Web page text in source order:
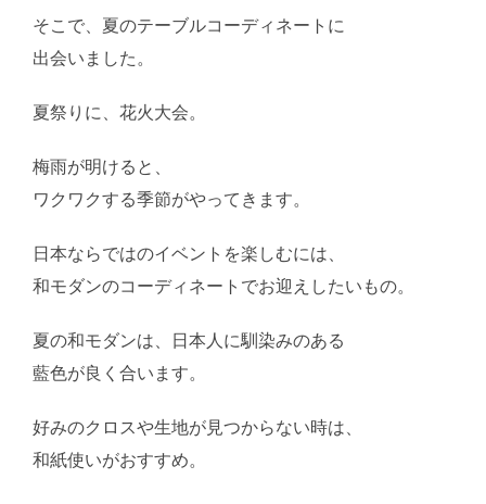
そこで、夏のテーブルコーディネートに
出会いました。
夏祭りに、花火大会。
梅雨が明けると、
ワクワクする季節がやってきます。
日本ならではのイベントを楽しむには、
和モダンのコーディネートでお迎えしたいもの。
夏の和モダンは、日本人に馴染みのある
藍色が良く合います。
好みのクロスや生地が見つからない時は、
和紙使いがおすすめ。